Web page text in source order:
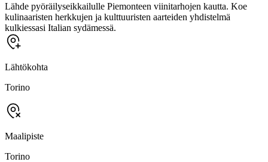
Lähde pyöräilyseikkailulle Piemonteen viinitarhojen kautta. Koe
kulinaaristen herkkujen ja kulttuuristen aarteiden yhdistelmä
kulkiessasi Italian sydämessä.
Lähtökohta
Torino
Maalipiste
Torino